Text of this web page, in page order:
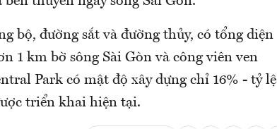
bộ, đường sắt và đường thủy, có tổng diện
1 km bờ sông Sài Gòn và công viên ven
Park có mật độ xây dựng chỉ 16% - tỷ lệ
triển khai hiện tại.